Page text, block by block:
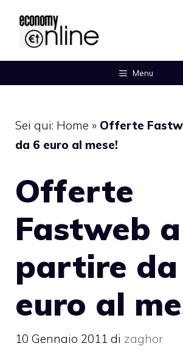
contenuto
Menu
Sei qui: Home » Offerte
da 6 euro al mese!
Offerte
Fastweb a
partire da
euro al
10 Gennaio 2011 di zaghor